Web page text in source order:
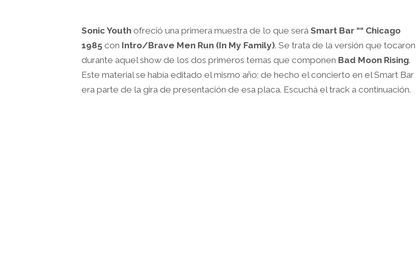
Sonic Youth ofreció una primera muestra de lo que será Smart Bar ““ Chicago
1985 con Intro/Brave Men Run (In My Family). Se trata de la versión que tocaron
durante aquel show de los dos primeros temas que componen Bad Moon Rising.
Este material se había editado el mismo año; de hecho el concierto en el Smart Bar
era parte de la gira de presentación de esa placa. Escuchá el track a continuación.